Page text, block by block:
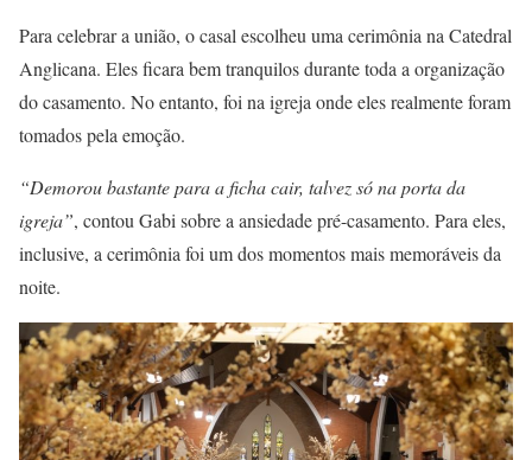
Para celebrar a união, o casal escolheu uma cerimônia na Catedral
Anglicana. Eles ficara bem tranquilos durante toda a organização
do casamento. No entanto, foi na igreja onde eles realmente foram
tomados pela emoção.
“Demorou bastante para a ficha cair, talvez só na porta da
igreja”, contou Gabi sobre a ansiedade pré-casamento. Para eles,
inclusive, a cerimônia foi um dos momentos mais memoráveis da
noite.